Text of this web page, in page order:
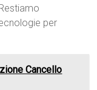
per
Cancello